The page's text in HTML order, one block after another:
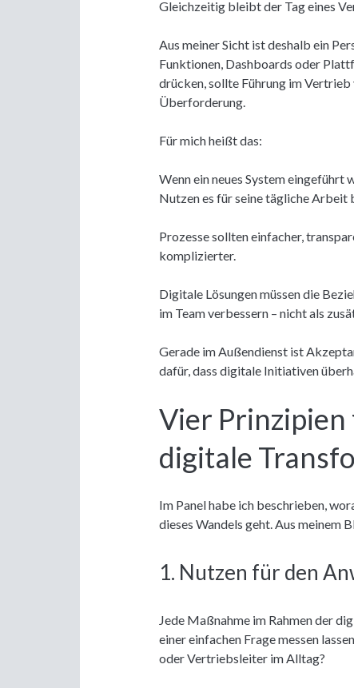
Gleichzeitig bleibt der Tag eines
Aus meiner Sicht ist deshalb ein
Funktionen, Dashboards oder
drücken, sollte Führung im
Überforderung.
Für mich heißt das:
Wenn ein neues System eingeführt
Nutzen es für seine tägliche Arbeit
Prozesse sollten einfacher,
komplizierter.
Digitale Lösungen müssen die
im Team verbessern – nicht als
Gerade im Außendienst ist
dafür, dass digitale Initiativen
Vier
digitale
Im Panel habe ich beschrieben,
dieses Wandels geht. Aus meinem
1. Nutzen für den
Jede Maßnahme im Rahmen der
einer einfachen Frage messen
oder Vertriebsleiter im Alltag?